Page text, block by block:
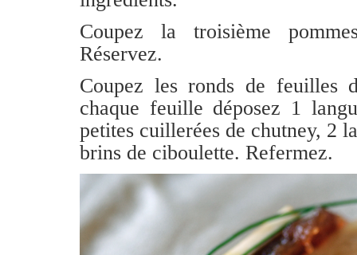
Coupez la troisième
Réservez.
Coupez les ronds de feuilles
chaque feuille déposez 1
petites cuillerées de chutney, 2
brins de ciboulette. Refermez.